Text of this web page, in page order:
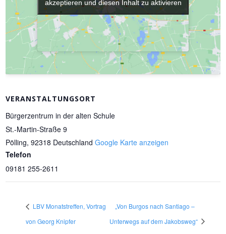
VERANSTALTUNGSORT
Bürgerzentrum in der alten Schule
St.-Martin-Straße 9
Pölling, 92318 Deutschland Google Karte anzeigen
Telefon
09181 255-2611
akzeptieren und diesen Inhalt zu aktivieren
akzeptieren und diesen Inhalt zu aktivieren
LBV Monatstreffen, Vortrag
von Georg Knipfer
„Von Burgos nach Santiago –
Unterwegs auf dem Jakobsweg“